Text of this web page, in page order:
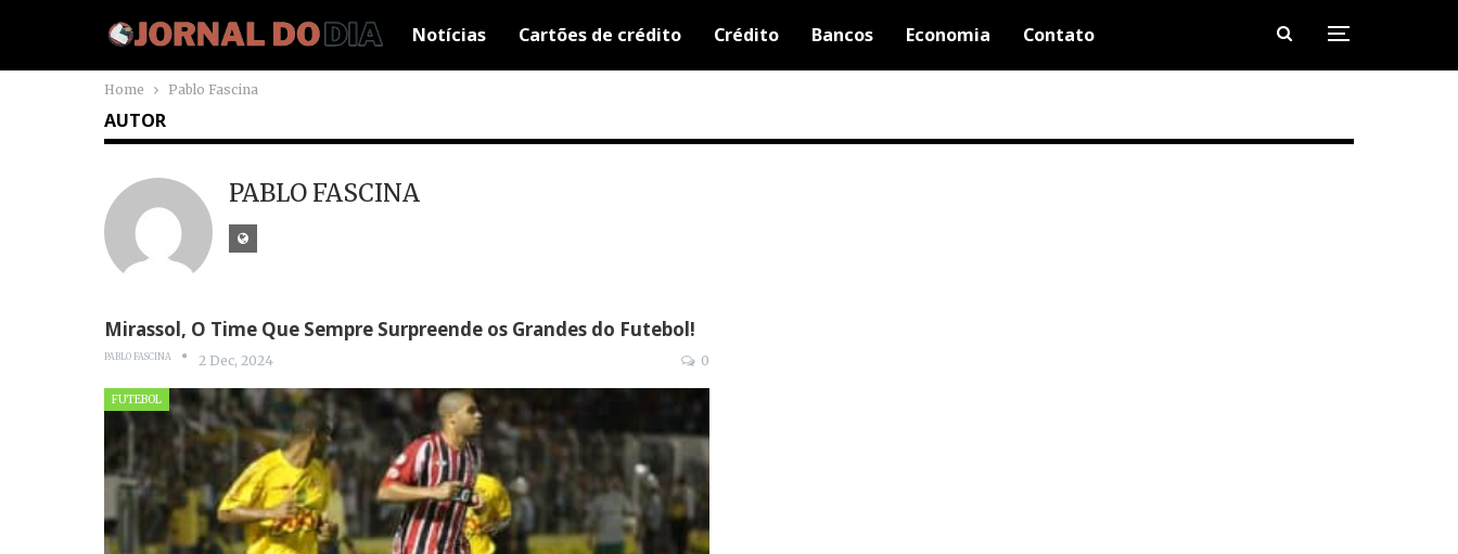
Notícias Cartões de crédito Crédito Bancos Economia Contato
Home Pablo Fascina
AUTOR
PABLO FASCINA
Mirassol, O Time Que Sempre Surpreende os Grandes do Futebol!
PABLO FASCINA 2 Dec, 2024 0
FUTEBOL